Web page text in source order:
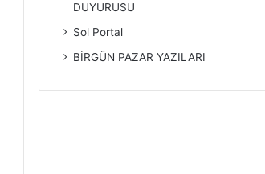
DUYURUSU
Sol Portal
BİRGÜN PAZAR YAZILARI